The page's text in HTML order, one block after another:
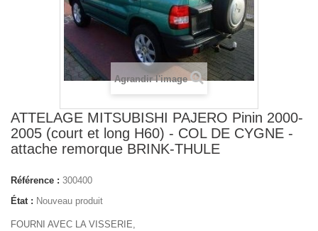
Agrandir l'image
ATTELAGE MITSUBISHI PAJERO Pinin 2000-
2005 (court et long H60) - COL DE CYGNE -
attache remorque BRINK-THULE
Référence : 300400
État : Nouveau produit
FOURNI AVEC LA VISSERIE,